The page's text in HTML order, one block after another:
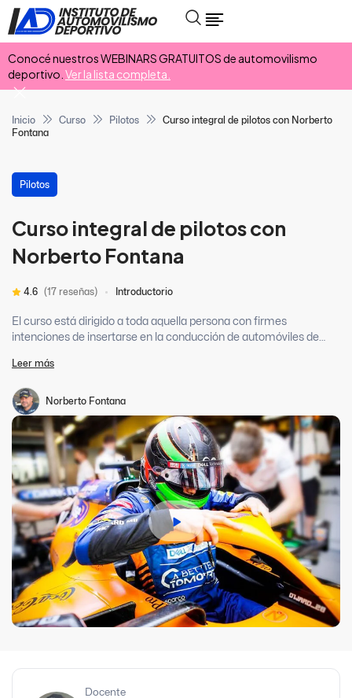
Conocé nuestros WEBINARS GRATUITOS de automovilismo
deportivo. Ver la lista completa.
Inicio Curso Pilotos
Curso integral de pilotos con Norberto
Fontana
Pilotos
Curso integral de pilotos con
Norberto Fontana
4.6 (17 reseñas) Introductorio
El curso está dirigido a toda aquella persona con firmes
intenciones de insertarse en la conducción de automóviles de
dirigido a pilotos que compiten actualmente en categorías
capacidad conductiva a través de análisis de trayectoria,
simulaciones y lectura de adquisiciones de datos. Sin dejar de
lado, la importancia de capacitarse en los temas técnicos y de
puesta a punto, que lo ayuden a lograr un mejor balance del auto
en el menor tiempo posible.
Leer más
Norberto Fontana
Docente